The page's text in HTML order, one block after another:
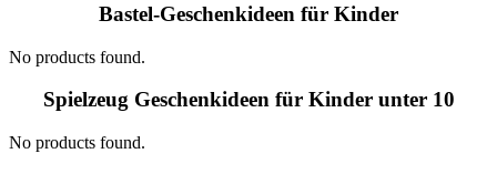
Bastel-Geschenkideen für Kinder
No products found.
Spielzeug Geschenkideen für Kinder unter 10
No products found.